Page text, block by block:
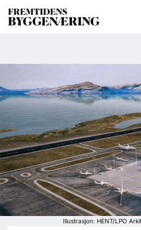
Eventer
Prosjekter
Bygg-guiden
Logg inn
Bygg Illustrasjon: HENT/LPO